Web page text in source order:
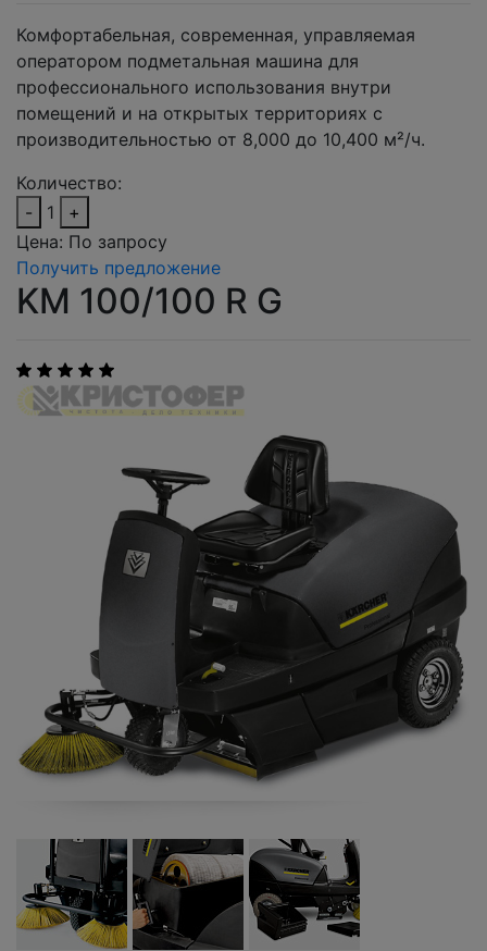
Комфортабельная, современная, управляемая
оператором подметальная машина для
профессионального использования внутри
помещений и на открытых территориях с
производительностью от 8,000 до 10,400 м²/ч.
Количество:
-
1
+
Цена: По запросу
Получить предложение
KM 100/100 R G